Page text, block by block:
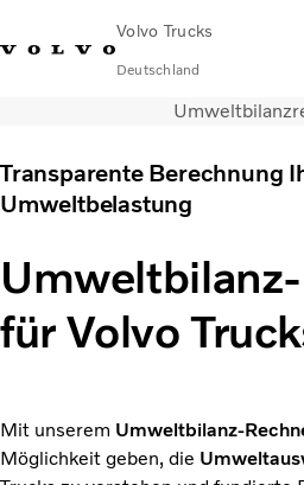
Volvo Trucks
Deutschland
EinloggenLkw-
Lkw
Services
Händler & Werkstätten
News
Über uns
Transparente Berechnung
Umweltbelastung
für Volvo
Mit unserem Umweltbilanz-
Möglichkeit geben, die